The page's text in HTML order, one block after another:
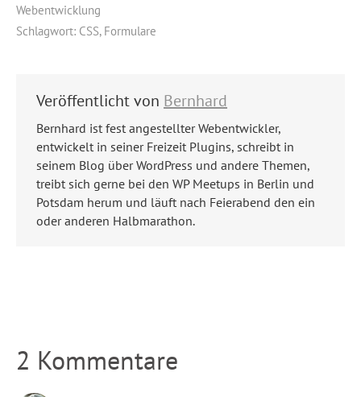
Webentwicklung
Schlagwort: CSS, Formulare
Veröffentlicht von Bernhard
Bernhard ist fest angestellter Webentwickler,
entwickelt in seiner Freizeit Plugins, schreibt in
seinem Blog über WordPress und andere Themen,
treibt sich gerne bei den WP Meetups in Berlin und
Potsdam herum und läuft nach Feierabend den ein
oder anderen Halbmarathon.
2 Kommentare